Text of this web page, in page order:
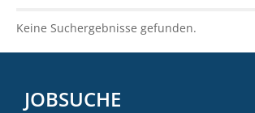
Keine Suchergebnisse gefunden.
JOBSUCHE